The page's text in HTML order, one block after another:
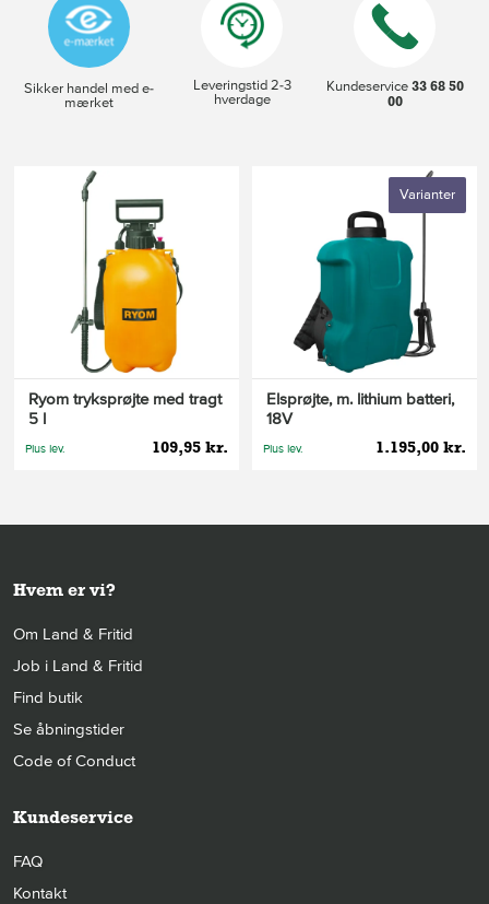
Sikker handel med e-
mærket
Leveringstid 2-3
hverdage
Kundeservice33 68 50
00
Ryom tryksprøjte med tragt
5 l
109,95 kr.
Plus lev.
Varianter
Elsprøjte, m. lithium batteri,
18V
1.195,00 kr.
Plus lev.
Hvem er vi?
Om Land & Fritid
Job i Land & Fritid
Find butik
Se åbningstider
Code of Conduct
Kundeservice
FAQ
Kontakt